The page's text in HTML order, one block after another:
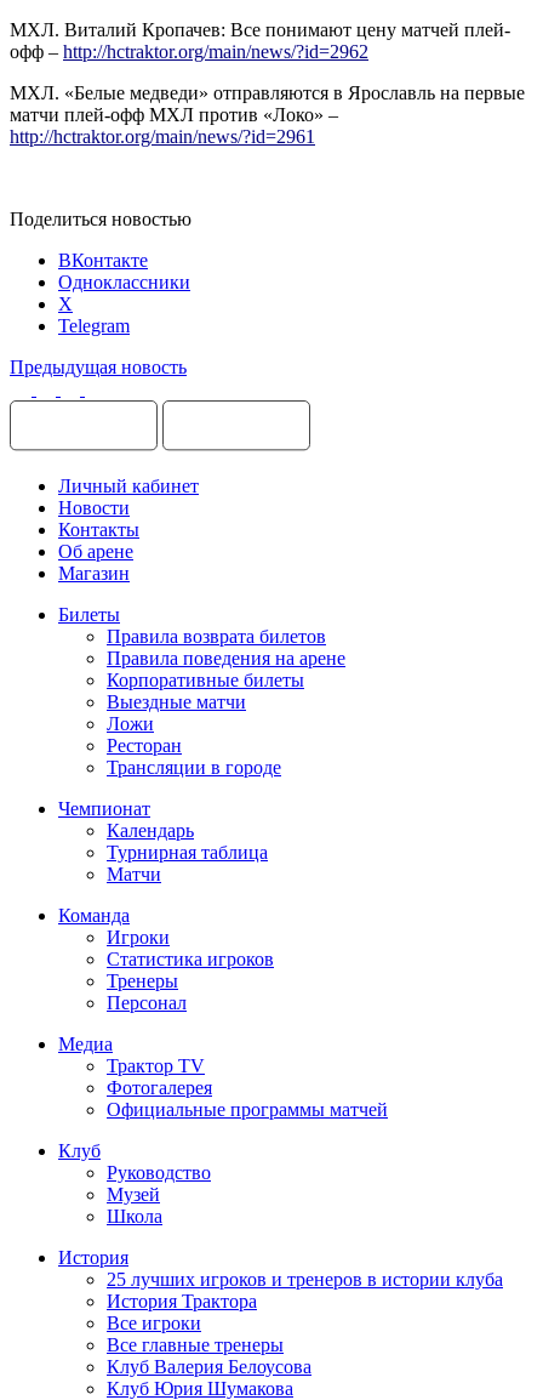
МХЛ. Виталий Кропачев: Все понимают цену матчей плей-
офф – http://hctraktor.org/main/news/?id=2962
МХЛ. «Белые медведи» отправляются в Ярославль на первые
матчи плей-офф МХЛ против «Локо» –
http://hctraktor.org/main/news/?id=2961
Поделиться новостью
ВКонтакте
Одноклассники
X
Telegram
Предыдущая новость
Личный кабинет
Новости
Контакты
Об арене
Магазин
Билеты
Правила возврата билетов
Правила поведения на арене
Корпоративные билеты
Выездные матчи
Ложи
Ресторан
Трансляции в городе
Чемпионат
Календарь
Турнирная таблица
Матчи
Команда
Игроки
Статистика игроков
Тренеры
Персонал
Медиа
Трактор TV
Фотогалерея
Официальные программы матчей
Клуб
Руководство
Музей
Школа
История
25 лучших игроков и тренеров в истории клуба
История Трактора
Все игроки
Все главные тренеры
Клуб Валерия Белоусова
Клуб Юрия Шумакова